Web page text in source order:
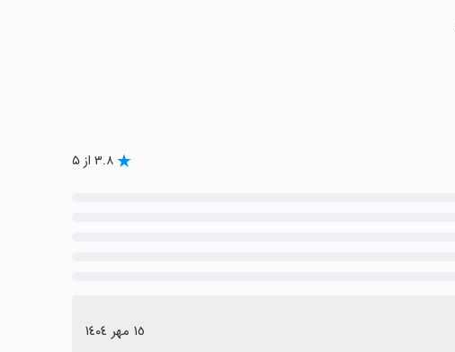
۳.۸ از ۵
١٥ مهر ١٤٠٤